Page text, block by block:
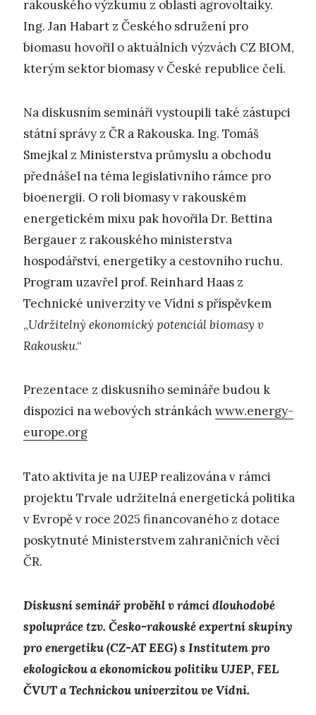
rakouského výzkumu z oblasti agrovoltaiky.
Ing. Jan Habart z Českého sdružení pro
biomasu hovořil o aktuálních výzvách CZ BIOM,
kterým sektor biomasy v České republice čelí.
Na diskusním semináři vystoupili také zástupci
státní správy z ČR a Rakouska. Ing. Tomáš
Smejkal z Ministerstva průmyslu a obchodu
přednášel na téma legislativního rámce pro
bioenergii. O roli biomasy v rakouském
energetickém mixu pak hovořila Dr. Bettina
Bergauer z rakouského ministerstva
hospodářství, energetiky a cestovního ruchu.
Program uzavřel prof. Reinhard Haas z
Technické univerzity ve Vídni s příspěvkem
„Udržitelný ekonomický potenciál biomasy v
Rakousku.“
Prezentace z diskusního semináře budou k
dispozici na webových stránkách www.energy-
europe.org
Tato aktivita je na UJEP realizována v rámci
projektu Trvale udržitelná energetická politika
v Evropě v roce 2025 financovaného z dotace
poskytnuté Ministerstvem zahraničních věcí
ČR.
Diskusní seminář proběhl v rámci dlouhodobé
spolupráce tzv. Česko-rakouské expertní skupiny
pro energetiku (CZ-AT EEG) s Institutem pro
ekologickou a ekonomickou politiku UJEP, FEL
ČVUT a Technickou univerzitou ve Vídni.